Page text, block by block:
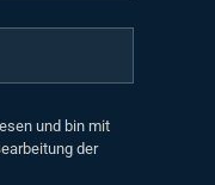
und bin mit
der